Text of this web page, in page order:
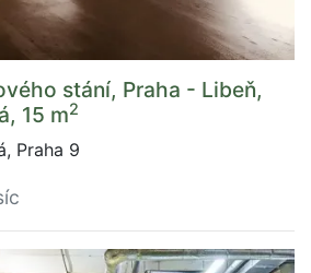
stání, Praha - Libeň,
15 m2
Praha 9